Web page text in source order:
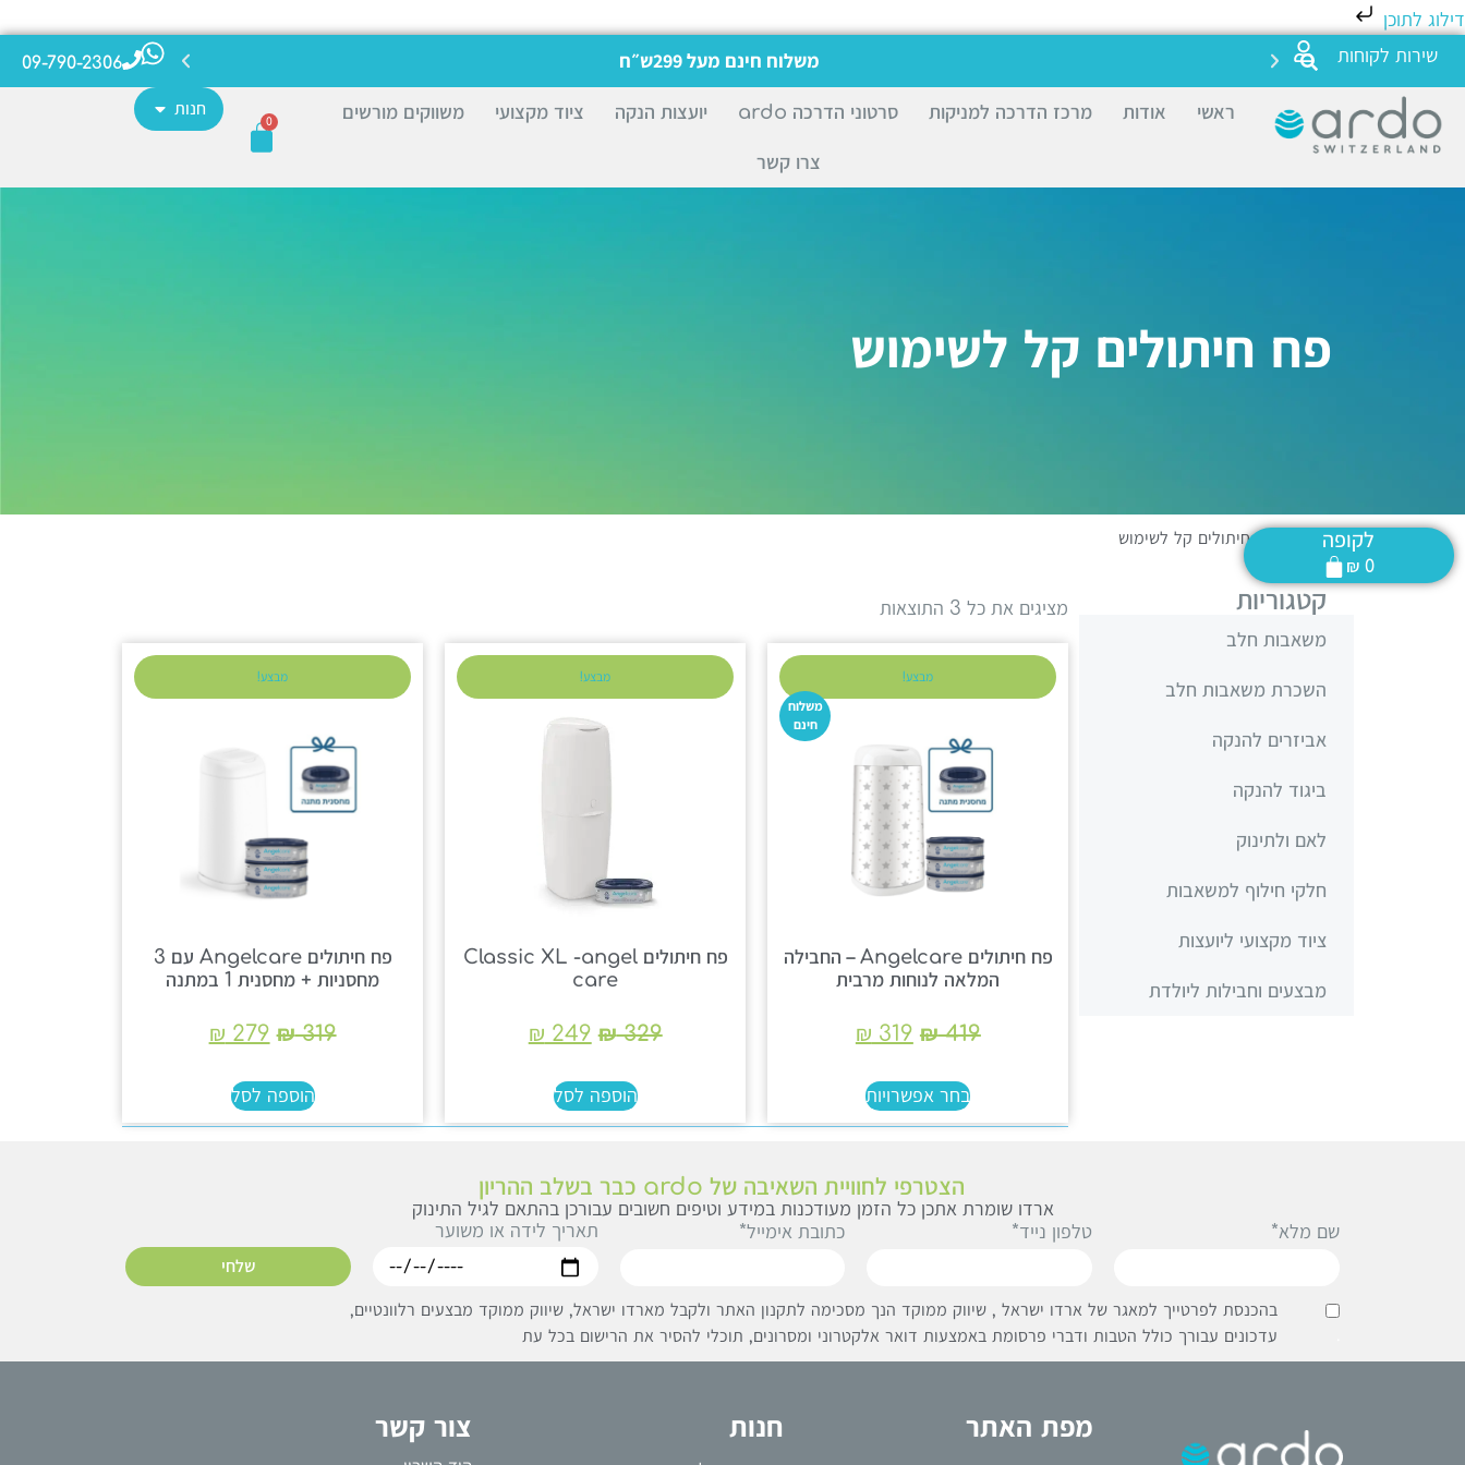
דילוג לתוכן
שירות לקוחות
משלוח חינם מעל 299ש״ח 09-790-2306
ראשי אודות מרכז הדרכה למניקות סרטוני הדרכה ardo יועצות הנקה ציוד מקצועי משווקים מורשים
צרו קשר
0
חנות
פח חיתולים קל לשימוש
דף הבית פח חיתולים קל לשימוש לקופה
₪ 0
קטגוריות
משאבות חלב
השכרת משאבות חלב
אביזרים להנקה
ביגוד להנקה
לאם ולתינוק
חלקי חילוף למשאבות
ציוד מקצועי ליועצות
מבצעים וחבילות ליולדת
מציגים את כל ⁦3⁩ התוצאות
מבצע!
משלוח
חינם
פח חיתולים Angelcare – החבילה
המלאה לנוחות מרבית
₪419
₪ 319
בחר אפשרויות
מבצע!
פח חיתולים Classic XL -angel
care
₪329
₪ 249
הוספה לסל
מבצע!
פח חיתולים Angelcare עם 3
מחסניות + מחסנית 1 במתנה
₪319
₪ 279
הוספה לסל
הצטרפי לחוויית השאיבה של ardo כבר בשלב ההריון
ארדו שומרת אתכן כל הזמן מעודכנות במידע וטיפים חשובים עבורכן בהתאם לגיל התינוק
בהכנסת לפרטייך למאגר של ארדו ישראל , שיווק ממוקד הנך מסכימה לתקנון האתר ולקבל מארדו ישראל, שיווק ממוקד מבצעים רלוונטיים,
עדכונים עבורך כולל הטבות ודברי פרסומת באמצעות דואר אלקטרוני ומסרונים, תוכלי להסיר את הרישום בכל עת
שם מלא* טלפון נייד* כתובת אימייל* תאריך לידה או משוער
שלחי
מפת האתר חנות צור קשר